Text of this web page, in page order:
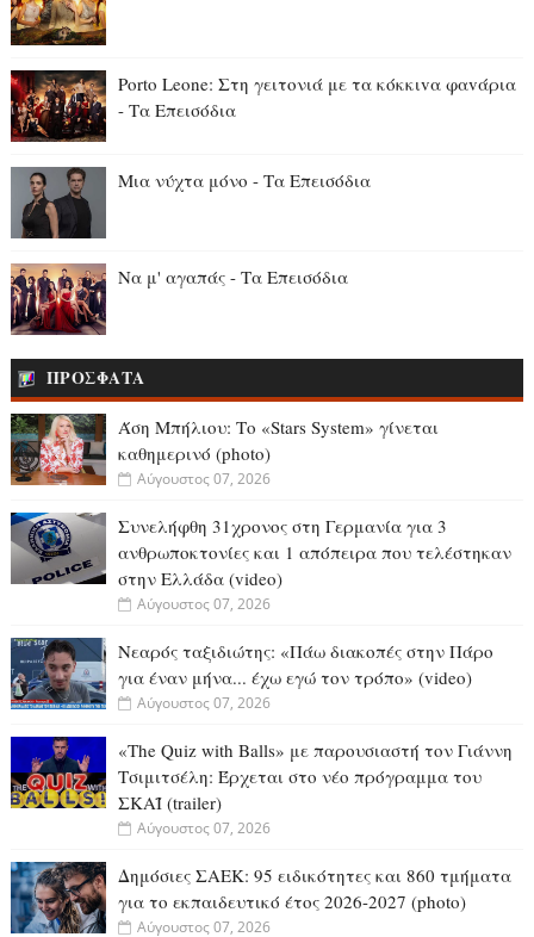
Porto Leone: Στη γειτονιά με τα κόκκιvα φαvάρια
- Τα Επεισόδια
Μια νύχτα μόνο - Τα Επεισόδια
Να μ' αγαπάς - Τα Επεισόδια
ΠΡΟΣΦΑΤΑ
Άση Μπήλιου: Το «Stars System» γίνεται
καθημερινό (photo)
Αύγουστος 07, 2026
Συνελήφθη 31χρονος στη Γερμανία για 3
ανθρωποκτονίες και 1 απόπειρα που τελέστηκαν
στην Ελλάδα (video)
Αύγουστος 07, 2026
Νεαρός ταξιδιώτης: «Πάω διακοπές στην Πάρο
για έναν μήνα... έχω εγώ τον τρόπο» (video)
Αύγουστος 07, 2026
«The Quiz with Balls» με παρουσιαστή τον Γιάννη
Τσιμιτσέλη: Έρχεται στο νέο πρόγραμμα του
ΣΚΑΪ (trailer)
Αύγουστος 07, 2026
Δημόσιες ΣΑΕΚ: 95 ειδικότητες και 860 τμήματα
για το εκπαιδευτικό έτος 2026-2027 (photo)
Αύγουστος 07, 2026